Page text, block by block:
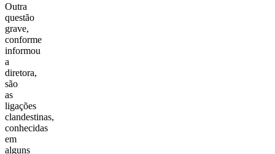
Outra
questão
grave,
conforme
informou
a
diretora,
são
as
ligações
clandestinas,
conhecidas
em
alguns